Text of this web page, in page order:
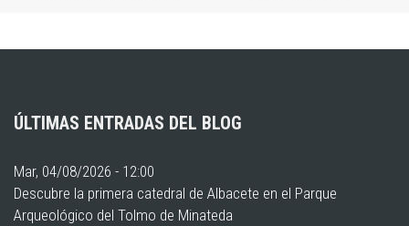
ÚLTIMAS ENTRADAS DEL BLOG
Mar, 04/08/2026 - 12:00
Descubre la primera catedral de Albacete en el Parque
Arqueológico del Tolmo de Minateda